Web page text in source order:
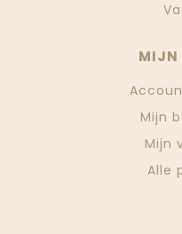
MIJN
Mijn
Mijn
Alle